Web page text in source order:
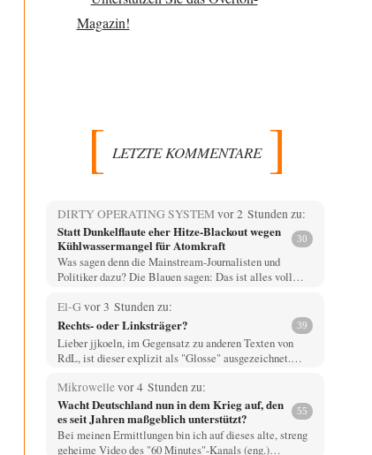
LETZTE KOMMENTARE
DIRTY OPERATING SYSTEMvor 2 Stunden zu:
Statt Dunkelflaute eher Hitze-Blackout wegen
Kühlwassermangel für Atomkraft
30
Was sagen denn die Mainstream-Journalisten und
Politiker dazu? Die Blauen sagen: Das ist alles voll…
El-Gvor 3 Stunden zu:
Rechts- oder Linksträger? 39
Lieber jjkoeln, im Gegensatz zu anderen Texten von
RdL, ist dieser explizit als "Glosse" ausgezeichnet.…
Mikrowellevor 4 Stunden zu:
Wacht Deutschland nun in dem Krieg auf, den
es seit Jahren maßgeblich unterstützt?
55
Bei meinen Ermittlungen bin ich auf dieses alte, streng
geheime Video des "60 Minutes"-Kanals (eng.)…